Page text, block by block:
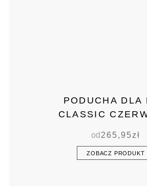
PODUCHA DLA
CLASSIC
od265,95zł
ZOBACZ PRODUKT